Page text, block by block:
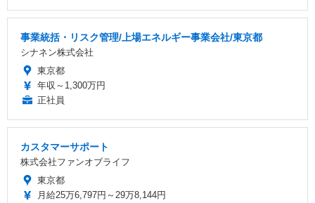
事業統括・リスク管理/上場エネルギー事業会社/東京都
シナネン株式会社
東京都
年収～1,300万円
正社員
カスタマーサポート
株式会社ファンオブライフ
東京都
月給25万6,797円～29万8,144円